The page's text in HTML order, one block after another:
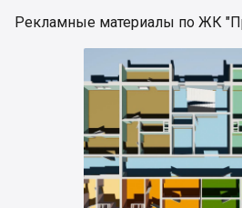
Рекламные материалы по ЖК